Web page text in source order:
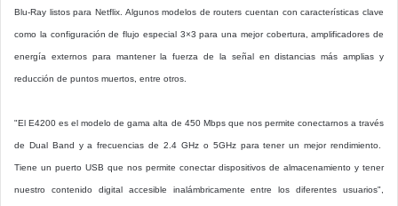
Blu-Ray listos para Netflix. Algunos modelos de routers cuentan con características clave
como la configuración de flujo especial 3×3 para una mejor cobertura, amplificadores de
energía externos para mantener la fuerza de la señal en distancias más amplias y
reducción de puntos muertos, entre otros.
"El E4200 es el modelo de gama alta de 450 Mbps que nos permite conectarnos a través
de Dual Band y a frecuencias de 2.4 GHz o 5GHz para tener un mejor rendimiento.
Tiene un puerto USB que nos permite conectar dispositivos de almacenamiento y tener
nuestro contenido digital accesible inalámbricamente entre los diferentes usuarios",